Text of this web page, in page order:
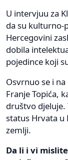
U intervjuu za
da su kulturno-
Hercegovini
dobila
pojedince koji
Osvrnuo se i
Franje Topića,
društvo djeluje.
status Hrvata u
zemlji.
Da li i vi